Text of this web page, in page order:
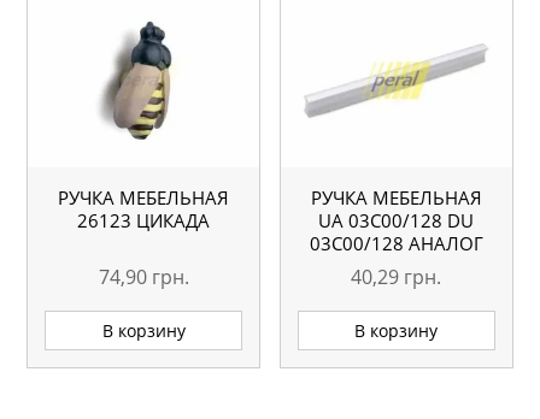
РУЧКА МЕБЕЛЬНАЯ
26123 ЦИКАДА
74,90 грн.
В корзину
РУЧКА МЕБЕЛЬНАЯ
UA 03С00/128 DU
03С00/128 АНАЛОГ
40,29 грн.
В корзину